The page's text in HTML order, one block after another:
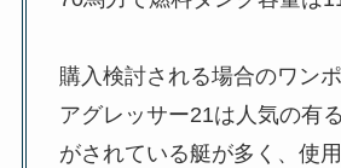
購入検討される場合のワンポ
アグレッサー21は人気の有
がされている艇が多く、使